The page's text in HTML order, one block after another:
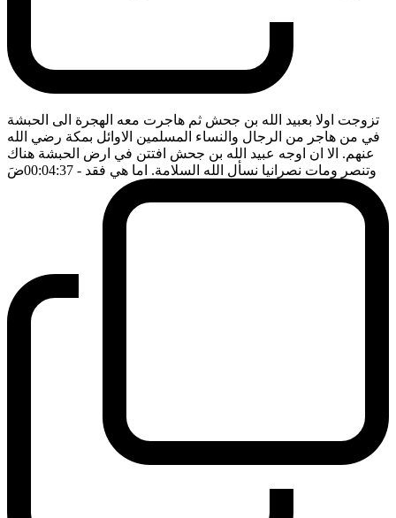
تزوجت اولا بعبيد الله بن جحش ثم هاجرت معه الهجرة الى الحبشة
في من هاجر من الرجال والنساء المسلمين الاوائل بمكة رضي الله
عنهم. الا ان اوجه عبيد الله بن جحش افتتن في ارض الحبشة هناك
وتنصر ومات نصرانيا نسأل الله السلامة. اما هي فقد - 00:04:37 ضَ